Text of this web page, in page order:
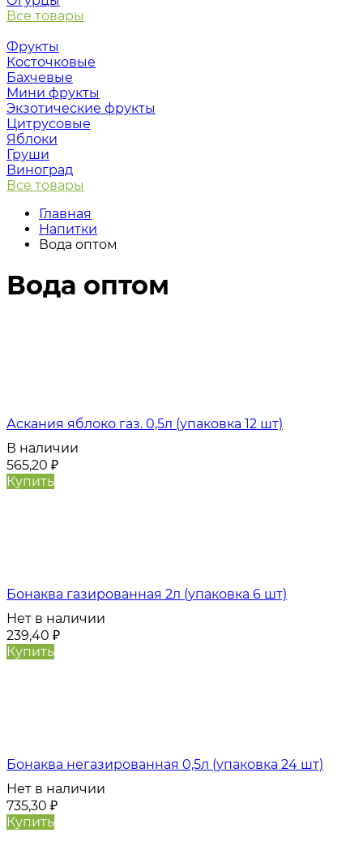
Все товары
Фрукты
Косточковые
Бахчевые
Мини фрукты
Экзотические фрукты
Цитрусовые
Яблоки
Груши
Виноград
Все товары
Главная
Напитки
Вода оптом
Вода оптом
Аскания яблоко газ. 0,5л (упаковка 12 шт)
В наличии
565,20 ₽
Купить
Бонаква газированная 2л (упаковка 6 шт)
Нет в наличии
239,40 ₽
Купить
Бонаква негазированная 0,5л (упаковка 24 шт)
Нет в наличии
735,30 ₽
Купить